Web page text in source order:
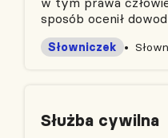
sposób ocenił
Słowniczek
Służba cywilna